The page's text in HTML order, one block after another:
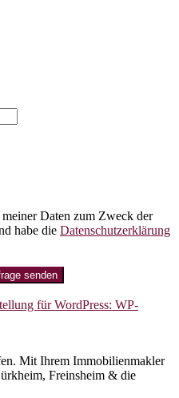
Daten zum Zweck der
habe die Datenschutzerklärung
senden
für WordPress: WP-
Mit Ihrem Immobilienmakler
Freinsheim & die